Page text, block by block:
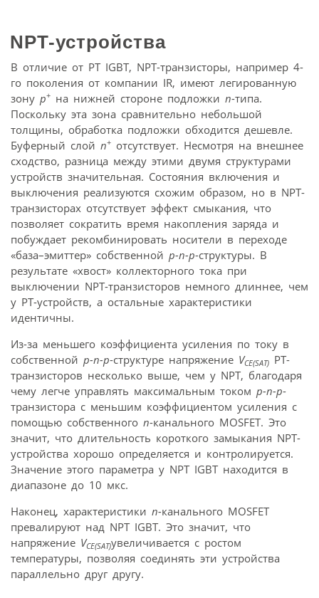
NPT-устройства
В отличие от PT IGBT, NPT-транзисторы, например 4-
го поколения от компании IR, имеют легированную
зону p+ на нижней стороне подложки n-типа.
Поскольку эта зона сравнительно небольшой
толщины, обработка подложки обходится дешевле.
Буферный слой n+ отсутствует. Несмотря на внешнее
сходство, разница между этими двумя структурами
устройств значительная. Состояния включения и
выключения реализуются схожим образом, но в NPT-
транзисторах отсутствует эффект смыкания, что
позволяет сократить время накопления заряда и
побуждает рекомбинировать носители в переходе
«база–эмиттер» собственной p-n-p-структуры. В
результате «хвост» коллекторного тока при
выключении NPT-транзисторов немного длиннее, чем
у PT-устройств, а остальные характеристики
идентичны.
Из-за меньшего коэффициента усиления по току в
собственной p-n-p-структуре напряжение VCE(SAT) PT-
транзисторов несколько выше, чем у NPT, благодаря
чему легче управлять максимальным током p-n-p-
транзистора с меньшим коэффициентом усиления с
помощью собственного n-канального MOSFET. Это
значит, что длительность короткого замыкания NPT-
устройства хорошо определяется и контролируется.
Значение этого параметра у NPT IGBT находится в
диапазоне до 10 мкс.
Наконец, характеристики n-канального MOSFET
превалируют над NPT IGBT. Это значит, что
напряжение VCE(SAT)увеличивается с ростом
температуры, позволяя соединять эти устройства
параллельно друг другу.